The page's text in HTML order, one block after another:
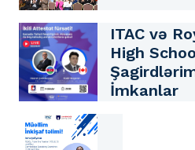
ITAC və
High
İmkanlar